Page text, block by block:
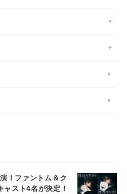
！ファントム＆ク
ャスト4名が決定！